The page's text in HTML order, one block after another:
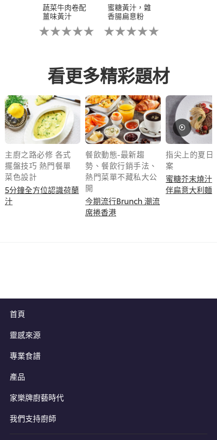
即睇西式燒汁食譜
蔬菜牛肉卷配
薑味黃汁
没
有
recipe
评
级
蜜糖黃汁，雜
香腸扁意粉
没
有
recipe
提
交
评
级
看更多精彩題材
主廚之路必修 各式
擺盤技巧 熱門餐單
菜色設計
5分鐘全方位認識荷蘭
汁
餐飲動態-最新趨
勢、餐飲行銷手法、
熱門菜單不藏私大公
開
今期流行Brunch 潮流
席捲香港
指尖上的夏日
案
蜜糖芥末燒汁
伴扁意大利麵
首頁
靈感來源
專業食譜
產品
家樂牌廚藝時代
我們支持廚師